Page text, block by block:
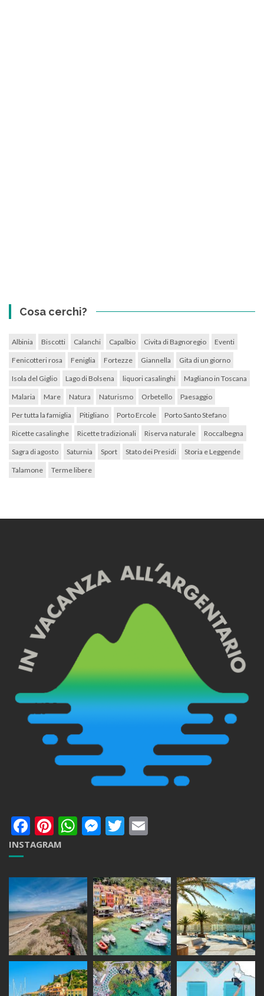
Cosa cerchi?
Albinia Biscotti Calanchi Capalbio Civita di Bagnoregio Eventi
Fenicotteri rosa Feniglia Fortezze Giannella Gita di un giorno
Isola del Giglio Lago di Bolsena liquori casalinghi Magliano in Toscana
Malaria Mare Natura Naturismo Orbetello Paesaggio
Per tutta la famiglia Pitigliano Porto Ercole Porto Santo Stefano
Ricette casalinghe Ricette tradizionali Riserva naturale Roccalbegna
Sagra di agosto Saturnia Sport Stato dei Presidi Storia e Leggende
Talamone Terme libere
Facebook
Pinterest
WhatsApp
Messenger
Twitter
INSTAGRAM